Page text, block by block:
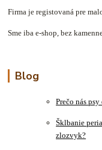
Firma je registovaná pre
Sme iba e-shop, bez
Blog
Prečo nás
Šklbanie
zlozvyk?